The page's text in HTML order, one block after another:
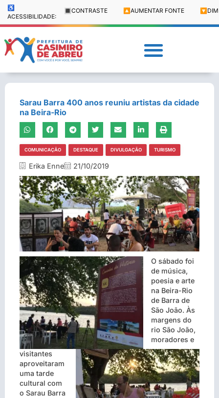
♿
ACESSIBILIDADE:
🔳 CONTRASTE 🔼 AUMENTAR FONTE 🔽
Sarau Barra 400 anos reuniu artistas da cidade
na Beira-Rio
COMUNICAÇÃO DESTAQUE DIVULGAÇÃO TURISMO
Erika Enne 21/10/2019
O sábado foi
de música,
poesia e arte
na Beira-Rio
de Barra de
São João. Às
margens do
rio São João,
moradores e
visitantes
aproveitaram
uma tarde
cultural com
o Sarau Barra